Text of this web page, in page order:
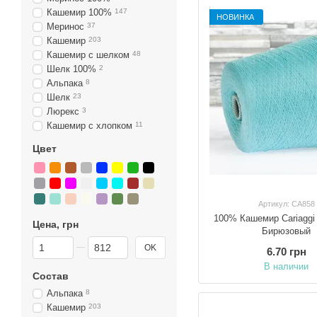
НОВИНКА
Артикул: CA858
100% Кашемир Cariaggi
Бирюзовый
6.70 грн
В наличии
Кашемир 100% 147
Меринос 37
Кашемир 203
Кашемир с шелком 48
Шелк 100% 2
Альпака 8
Шелк 23
Люрекс 3
Кашемир с хлопком 11
Цвет
Цена, грн
От Цена, грн
До Цена, грн OK
Состав
Альпака 8
Кашемир 203